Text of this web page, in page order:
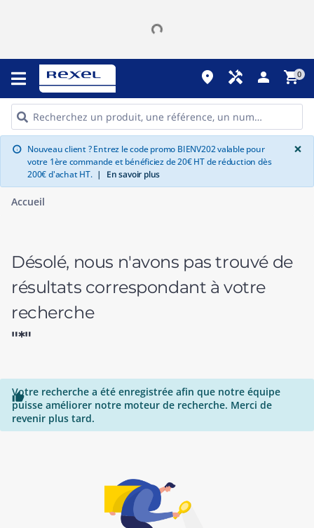
place handyman person shopping_cart0
info Nouveau client ? Entrez le code promo BIENV202 valable pour
votre 1ère commande et bénéficiez de 20€ HT de réduction dès
200€ d'achat HT. | En savoir plus
×
Accueil
Désolé, nous n'avons pas trouvé de
résultats correspondant à votre
recherche
"*"

Votre recherche a été enregistrée afin que notre équipe
puisse améliorer notre moteur de recherche. Merci de
revenir plus tard.